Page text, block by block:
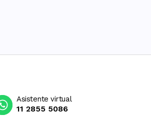
Asistente virtual
11 2855 5086